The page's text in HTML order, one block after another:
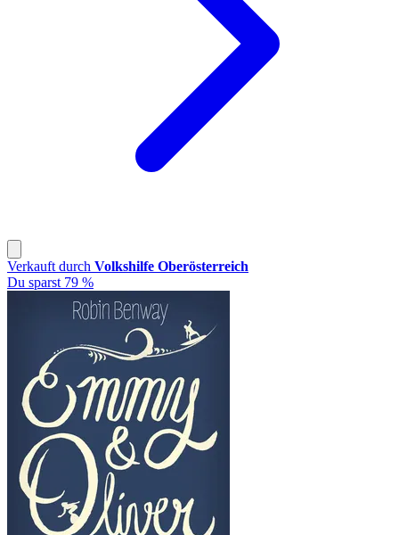
Verkauft durch Volkshilfe Oberösterreich
Du sparst 79 %